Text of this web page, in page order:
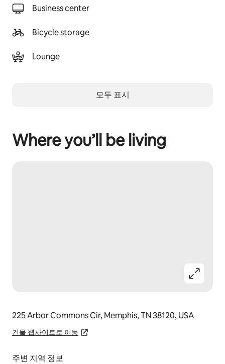
Business center
Bicycle storage
Lounge
모두 표시
Where you’ll be living
225 Arbor Commons Cir, Memphis, TN 38120, USA
건물 웹사이트로 이동
주변 지역 정보